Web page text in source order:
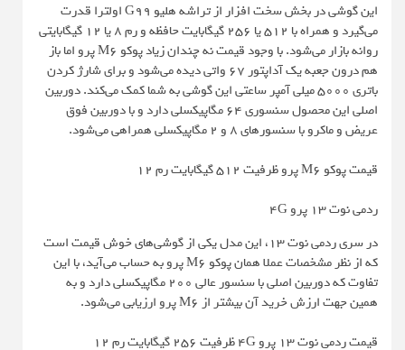
این گوشی در بخش سخت افزار از تراشه هلیو G99 اولترا قدرت
می‌گیرد و همراه با 512 یا 256 گیگابایت حافظه و رم 8 یا 12 گیگابایتی
روانه بازار می‌شود. با وجود قیمت نه چندان زیاد پوکو M6 پرو اما باز
هم درون جعبه یک آداپتور 67 واتی دیده می‌شود و برای شارژ کردن
باتری 5000 میلی آمپر ساعتی این گوشی به شما کمک می‌کند. دوربین
اصلی این محصول سنسوری 64 مگاپیکسلی دارد و با دوربین فوق
عریض و ماکرو با سنسورهای 8 و 2 مگاپیکسلی همراهی می‌شود.
قیمت پوکو M6 پرو ظرفیت 512 گیگابایت رم 12
ردمی نوت 13 پرو 4G
در سری ردمی نوت 13، این مدل یکی از گوشی‌های خوش قیمت است
که از نظر مشخصات عملا همان پوکو M6 پرو به حساب می‌آید، با این
تفاوت که دوربین اصلی با سنسور عالی 200 مگاپیکسلی دارد و به
همین جهت ارزش خرید آن بیشتر از M6 پرو ارزیابی می‌شود.
قیمت ردمی نوت 13 پرو 4G ظرفیت 256 گیگابایت رم 12